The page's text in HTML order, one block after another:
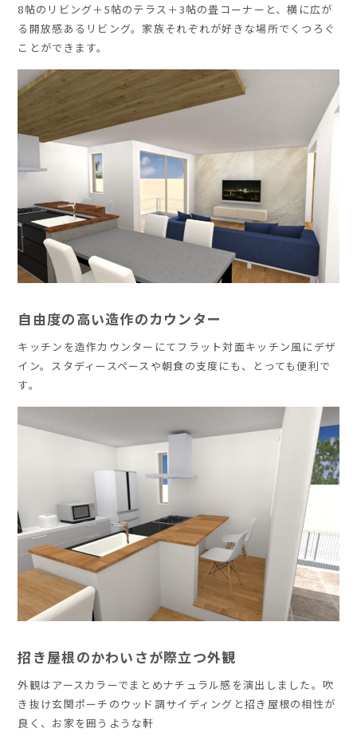
8帖のリビング＋5帖のテラス＋3帖の畳コーナーと、横に広が
る開放感あるリビング。家族それぞれが好きな場所でくつろぐ
ことができます。
自由度の高い造作のカウンター
キッチンを造作カウンターにてフラット対面キッチン風にデザ
イン。スタディースペースや朝食の支度にも、とっても便利で
す。
招き屋根のかわいさが際立つ外観
外観はアースカラーでまとめナチュラル感を演出しました。吹
き抜け玄関ポーチのウッド調サイディングと招き屋根の相性が
良く、お家を囲うような軒